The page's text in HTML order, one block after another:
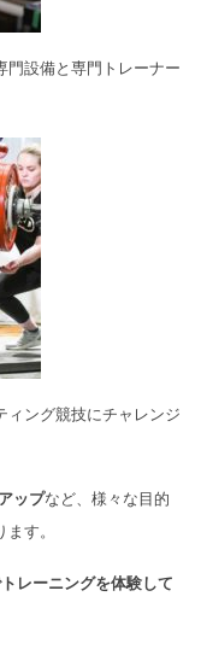
門設備と専門トレーナー
ィング競技にチャレンジ
ップなど、様々な目的
す。
レーニングを体験して